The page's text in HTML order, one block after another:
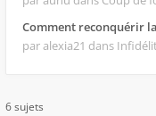
Comment reconquérir
par alexia21 dans
6 sujets